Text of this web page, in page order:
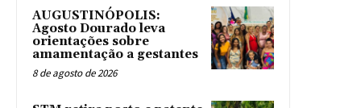
AUGUSTINÓPOLIS:
Agosto Dourado leva
orientações sobre
amamentação a gestantes
8 de agosto de 2026